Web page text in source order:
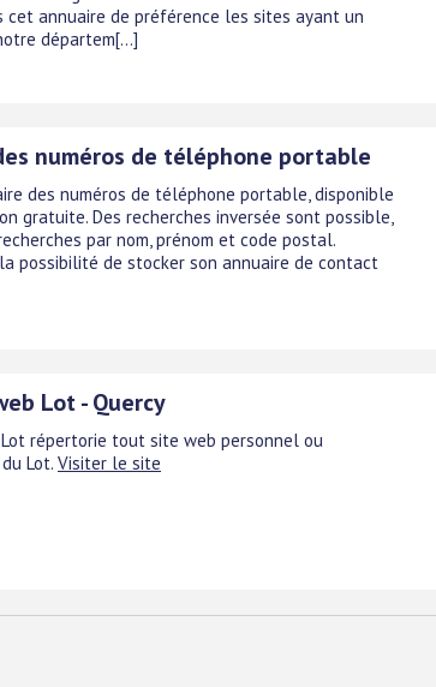
cet annuaire de préférence les sites ayant un
départem[...]
numéros de téléphone portable
des numéros de téléphone portable, disponible
gratuite. Des recherches inversée sont possible,
par nom, prénom et code postal.
possibilité de stocker son annuaire de contact
Lot - Quercy
répertorie tout site web personnel ou
Lot. Visiter le site